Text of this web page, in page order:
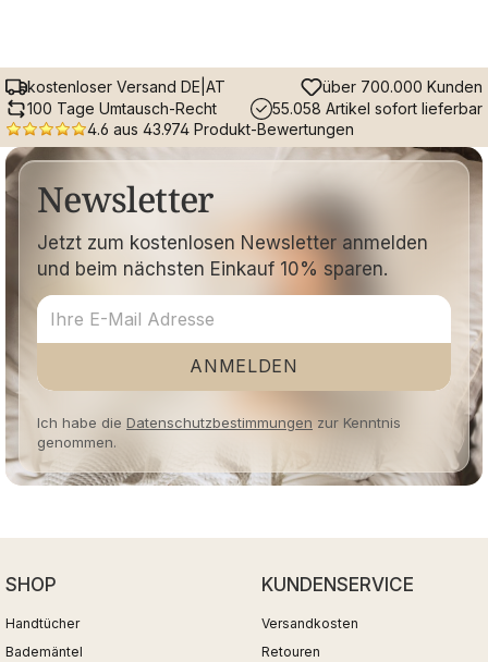
kostenloser Versand DE|AT
über 700.000 Kunden
100 Tage Umtausch-Recht
55.058 Artikel sofort lieferbar
4.6 aus 43.974 Produkt-Bewertungen
Newsletter
Jetzt zum kostenlosen Newsletter anmelden
und beim nächsten Einkauf 10% sparen.
ANMELDEN
Ich habe die Datenschutzbestimmungen zur Kenntnis
genommen.
SHOP
Handtücher
Bademäntel
KUNDENSERVICE
Versandkosten
Retouren